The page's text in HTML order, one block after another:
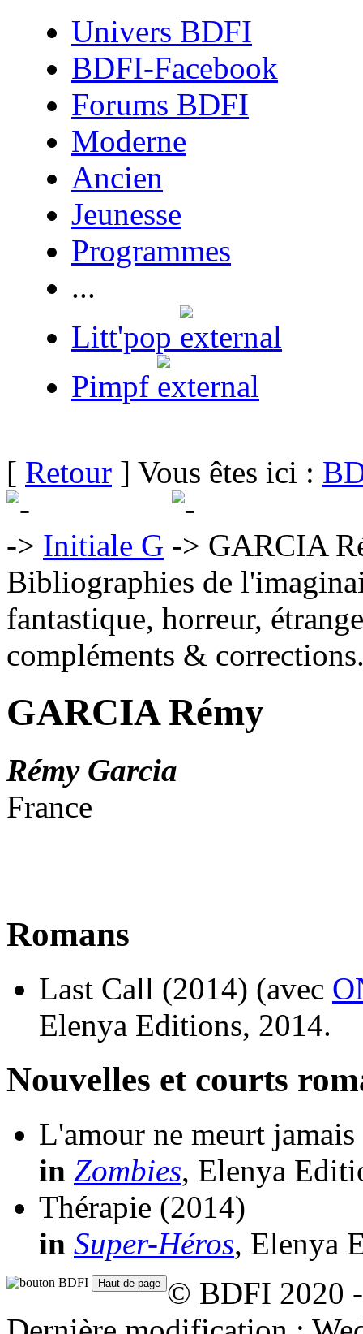
Univers BDFI
BDFI-Facebook
Forums BDFI
Moderne
Ancien
Jeunesse
Programmes
...
Litt'pop
Pimpf
[ Retour ] Vous êtes ici :
Initiale G
GARCIA
Bibliographies de
fantastique, horreur,
compléments &
GARCIA Rémy
Rémy Garcia
France
Romans
Last Call (2014) (avec
Elenya Editions, 2014.
Nouvelles et courts
L'amour ne meurt jamais
in Zombies, Elenya
Thérapie (2014)
in Super-Héros, Elenya
© BDFI 2020